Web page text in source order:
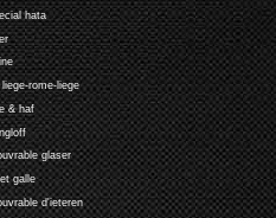
hata
rome-liege
& haf
glaser
galle
d'ieteren